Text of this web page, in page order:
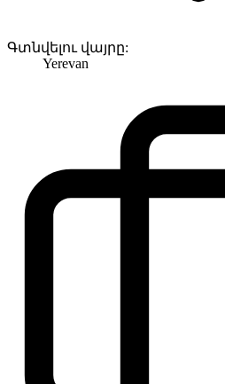
Գտնվելու վայրը:
Yerevan